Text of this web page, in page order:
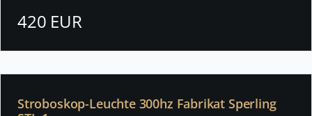
420 EUR
Stroboskop-Leuchte 300hz Fabrikat Sperling